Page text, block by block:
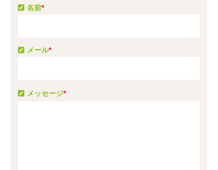
メッセージ*
名前*
メール*